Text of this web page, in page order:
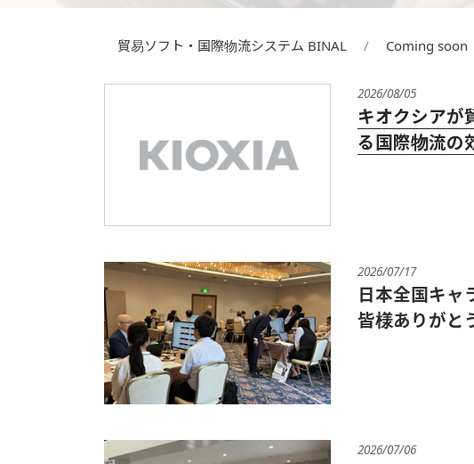
貿易ソフト・国際物流システム BINAL Coming soon
2026/08/05
キオクシアが
る国際物流の
2026/07/17
日本全国キャ
皆様ありがと
2026/07/06